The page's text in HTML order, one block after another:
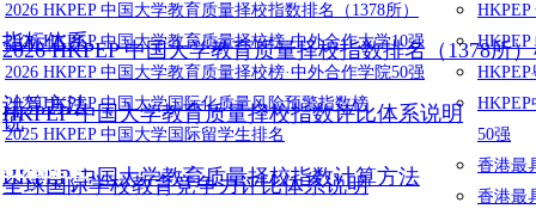
2026 HKPEP 中国大学教育质量择校指数排名（1378所）
2026 HKPEP 中国大学教育质量择校榜·中外合作大学10强
2026 HKPEP 中国大学教育质量择校榜·中外合作学院50强
2025 HKPEP 中国大学国际化质量风险预警指数榜
2025 HKPEP 中国大学国际留学生排名
50强
香港最
香港最
2026 HKPEP 中国大学教育质量择校指数排名（1378所
说
指标体系
HKPEP 中国大学教育质量择校指数评比体系说明
全球国际学校教育竞争力评比体系说明
计算方法
HKPEP 中国大学教育质量择校指数计算方法
数据提交